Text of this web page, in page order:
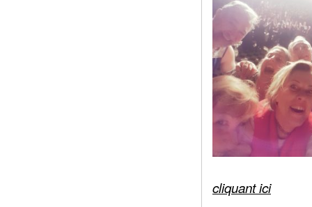
cliquant ici